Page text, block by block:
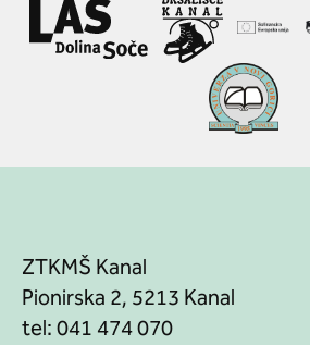
ZTKMŠ Kanal
Pionirska 2, 5213 Kanal
tel:041 474 070